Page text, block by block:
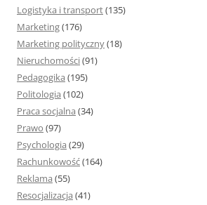
Logistyka i transport(135)
Marketing(176)
Marketing polityczny(18)
Nieruchomości(91)
Pedagogika (195)
Politologia (102)
Praca socjalna (34)
Prawo (97)
Psychologia (29)
Rachunkowość(164)
Reklama (55)
Resocjalizacja (41)